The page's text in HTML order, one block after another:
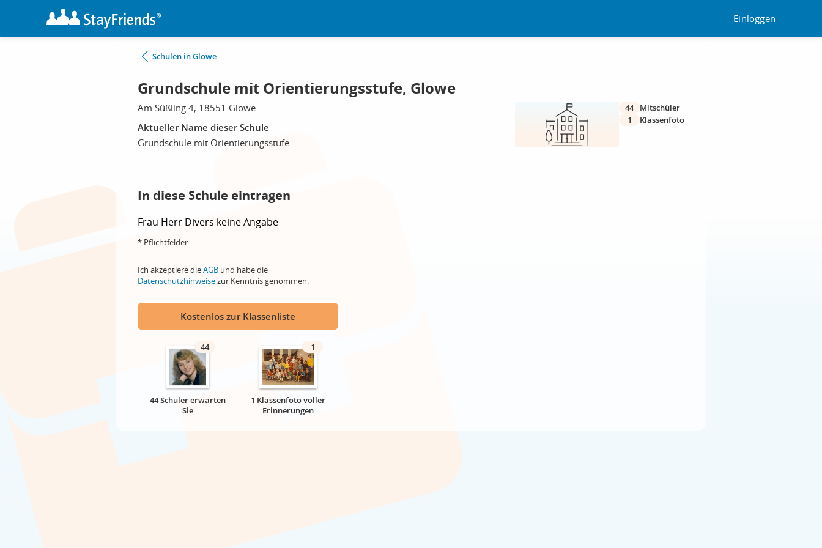
Einloggen
Schulen in Glowe
Grundschule mit Orientierungsstufe, Glowe
Am Süßling 4, 18551 Glowe
Aktueller Name dieser Schule
Grundschule mit Orientierungsstufe
44
Mitschüler
1
Klassenfoto
In diese Schule eintragen
Frau Herr Divers keine Angabe
* Pflichtfelder
Ich akzeptiere dieAGB und habe die
Datenschutzhinweisezur Kenntnis genommen.
Kostenlos zur Klassenliste
44
44 Schüler erwarten
Sie
1
1 Klassenfoto voller
Erinnerungen